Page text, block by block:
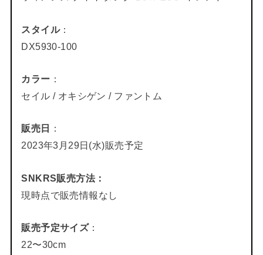
スタイル：
DX5930-100
カラー ：
セイル / オキシゲン / ファントム
販売日
：
2023年3月29日(水)販売予定
SNKRS販売方法：
現時点で販売情報なし
販売予定サイズ：
22〜30cm